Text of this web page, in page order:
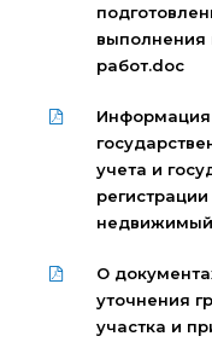
выполнения
работ.doc
Информация
учета и
О
уточнения
участка и